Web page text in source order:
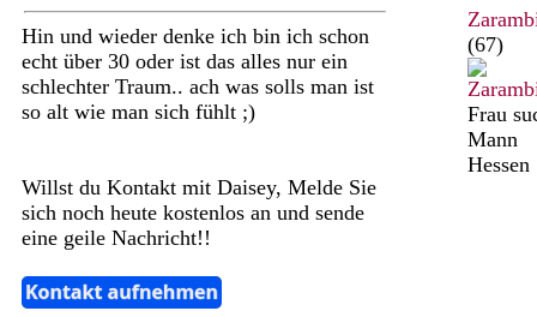
Hin und wieder denke ich bin ich schon
echt über 30 oder ist das alles nur ein
schlechter Traum.. ach was solls man ist
so alt wie man sich fühlt ;)
Willst du Kontakt mit Daisey, Melde Sie
sich noch heute kostenlos an und sende
eine geile Nachricht!!
(67)
Frau
Mann
Hessen